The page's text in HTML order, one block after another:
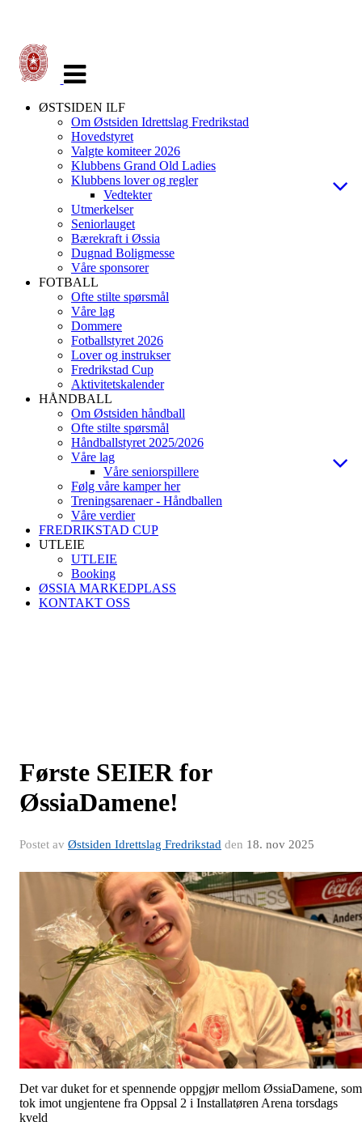
navigasjon
ØSTSIDEN ILF
Om Østsiden Idrettslag Fredrikstad
Hovedstyret
Valgte komiteer 2026
Klubbens Grand Old Ladies
Klubbens lover og regler
Vedtekter
Utmerkelser
Seniorlauget
Bærekraft i Øssia
Dugnad Boligmesse
Våre sponsorer
FOTBALL
Ofte stilte spørsmål
Våre lag
Dommere
Fotballstyret 2026
Lover og instrukser
Fredrikstad Cup
Aktivitetskalender
HÅNDBALL
Om Østsiden håndball
Ofte stilte spørsmål
Håndballstyret 2025/2026
Våre lag
Våre seniorspillere
Følg våre kamper her
Treningsarenaer - Håndballen
Våre verdier
FREDRIKSTAD CUP
UTLEIE
UTLEIE
Booking
ØSSIA MARKEDPLASS
KONTAKT OSS
Første SEIER for
ØssiaDamene!
Postet av Østsiden Idrettslag Fredrikstad den 18. nov 2025
Det var duket for et spennende oppgjør mellom ØssiaDamene, som
tok imot ungjentene fra Oppsal 2 i Installatøren Arena torsdags
kveld